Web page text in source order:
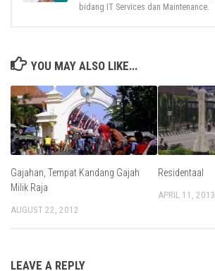
bidang IT Services dan Maintenance.
YOU MAY ALSO LIKE...
Gajahan, Tempat Kandang Gajah
Milik Raja
AUGUST 22, 2012
Residentaal
APRIL 11, 2013
LEAVE A REPLY